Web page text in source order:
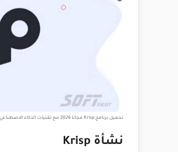
تحميل برنامج Krisp مجانا 2026 مع تقنيات الذكاء الاصطناعي
نشأة Krisp